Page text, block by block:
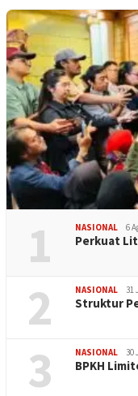
1 NASIONAL 6
Perkuat
2 NASIONAL 31
​Struktur
3 NASIONAL 30
BPKH